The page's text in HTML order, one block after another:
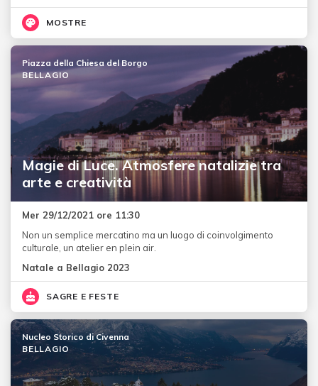
MOSTRE
Magie di Luce. Atmosfere natalizie tra
arte e creatività
Piazza della Chiesa del Borgo
BELLAGIO
Mer 29/12/2021 ore 11:30
Non un semplice mercatino ma un luogo di coinvolgimento
culturale, un atelier en plein air.
Natale a Bellagio 2023
SAGRE E FESTE
Nucleo Storico di Civenna
BELLAGIO